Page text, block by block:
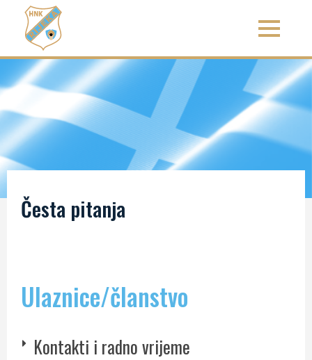
Česta pitanja
Ulaznice/članstvo
Kontakti i radno vrijeme